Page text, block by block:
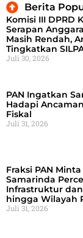
Berita
Komisi III DPRD
Serapan
Masih Rendah,
Tingkatkan
Juli 30, 2026
PAN Ingatkan
Hadapi
Fiskal
Juli 31, 2026
Fraksi PAN
Samarinda
Infrastruktur
hingga Wilayah
Juli 31, 2026